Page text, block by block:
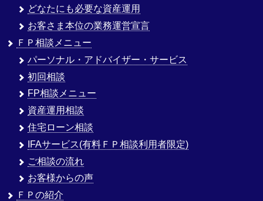
どなたにも必要な資産運用
お客さま本位の業務運営宣言
ＦＰ相談メニュー
パーソナル・アドバイザー・サービス
初回相談
FP相談メニュー
資産運用相談
住宅ローン相談
IFAサービス(有料ＦＰ相談利用者限定)
ご相談の流れ
お客様からの声
ＦＰの紹介